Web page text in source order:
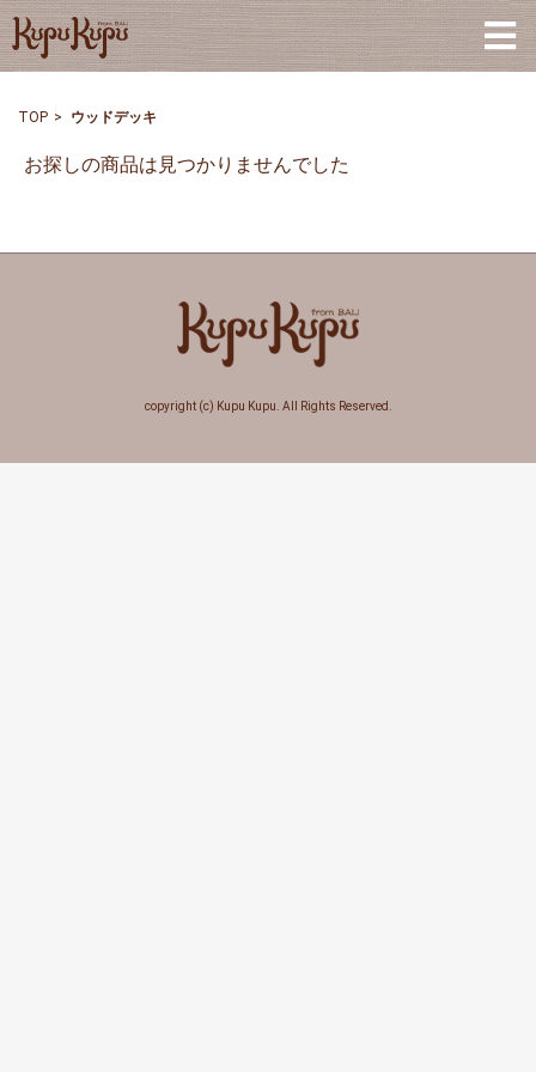
TOP > ウッドデッキ
お探しの商品は見つかりませんでした
copyright (c) Kupu Kupu. All Rights Reserved.